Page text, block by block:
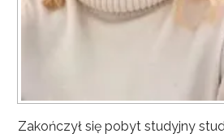
Zakończył się pobyt studyjny